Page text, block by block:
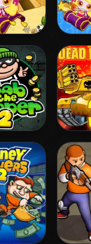
Bomb
Robber 2 Dead